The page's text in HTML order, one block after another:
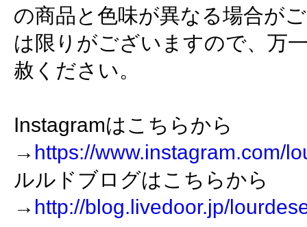
の商品と色味が異なる場合が
は限りがございますので、万
赦ください。
Instagramはこちらから
→ https://www.instagram.com/
ルルドブログはこちらから
→ http://blog.livedoor.jp/